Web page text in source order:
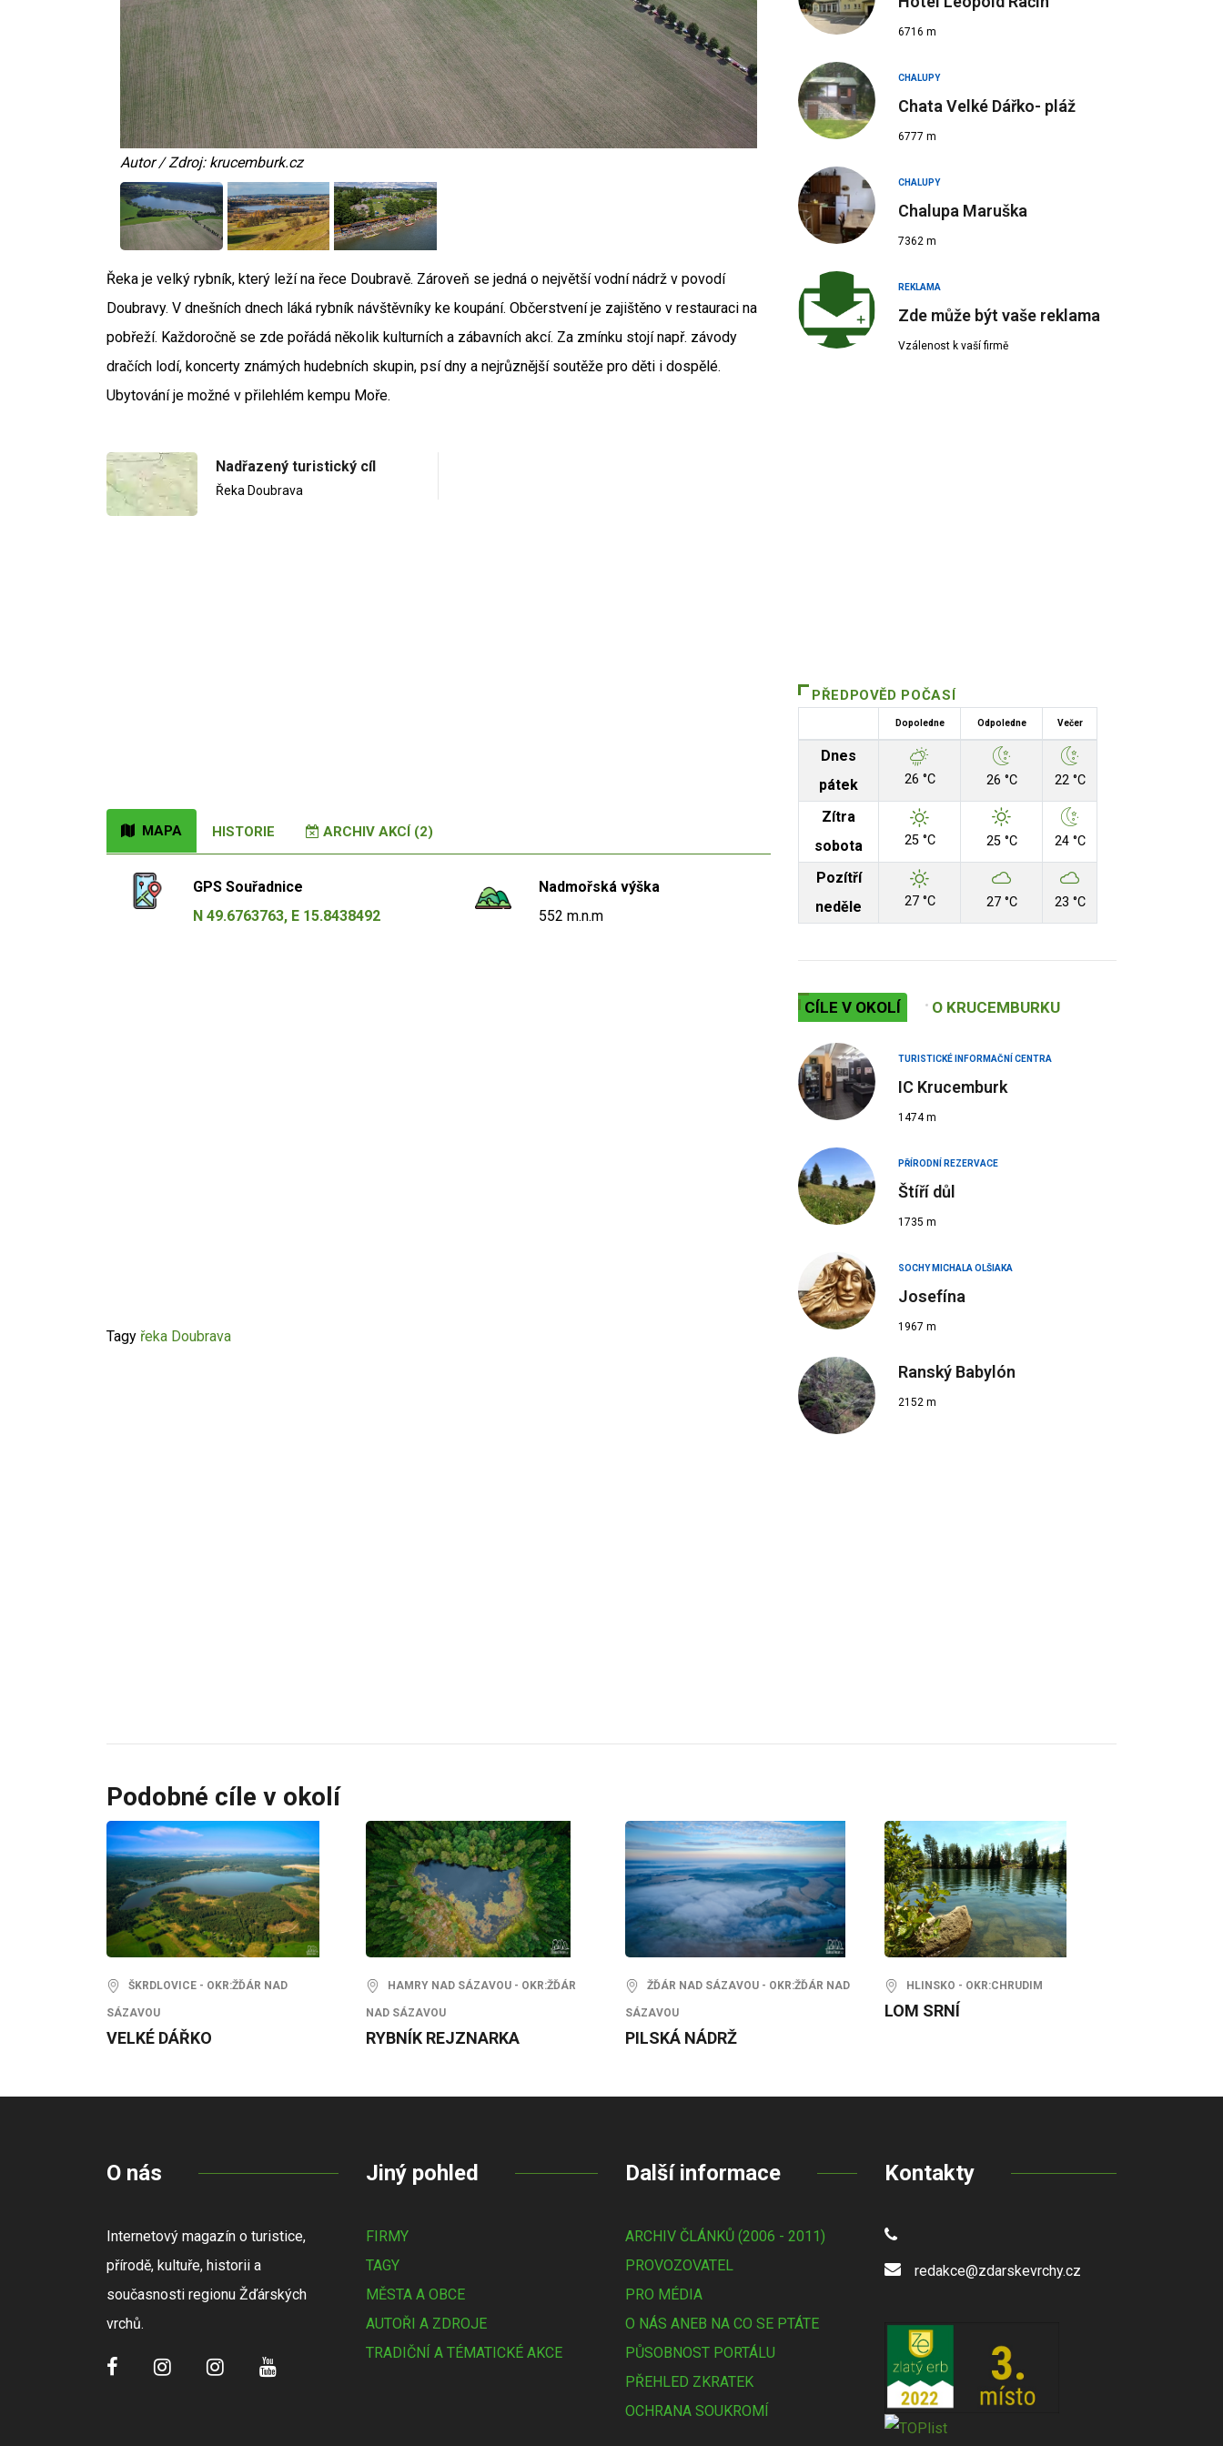
Autor / Zdroj: krucemburk.cz Autor / Zdroj: krucemburk.cz
Řeka je velký rybník, který leží na řece Doubravě. Zároveň se jedná o největší vodní nádrž v povodí
Doubravy. V dnešních dnech láká rybník návštěvníky ke koupání. Občerstvení je zajištěno v restauraci na
pobřeží. Každoročně se zde pořádá několik kulturních a zábavních akcí. Za zmínku stojí např. závody
dračích lodí, koncerty známých hudebních skupin, psí dny a nejrůznější soutěže pro děti i dospělé.
Ubytování je možné v přilehlém kempu Moře.
Nadřazený turistický cíl
Řeka Doubrava
MAPA HISTORIE ARCHIV AKCÍ (2)
GPS Souřadnice
N 49.6763763, E 15.8438492
Nadmořská výška
552 m.n.m
Tagy řeka Doubrava
6716 m
CHALUPY
Chata Velké Dářko- pláž
6777 m
CHALUPY
Chalupa Maruška
7362 m
REKLAMA
Zde může být vaše reklama
Vzálenost k vaší firmě
PŘEDPOVĚD POČASÍ
Dopoledne Odpoledne Večer
Dnes
pátek
26 °C 26 °C 22 °C
Zítra
sobota
25 °C 25 °C 24 °C
Pozítří
neděle
27 °C 27 °C 23 °C
CÍLE V OKOLÍ O KRUCEMBURKU
TURISTICKÉ INFORMAČNÍ CENTRA
IC Krucemburk
1474 m
PŘÍRODNÍ REZERVACE
Štíří důl
1735 m
SOCHY MICHALA OLŠIAKA
Josefína
1967 m
Ranský Babylón
2152 m
Podobné cíle v okolí
ŠKRDLOVICE - OKR:ŽĎÁR NAD
SÁZAVOU
VELKÉ DÁŘKO
HAMRY NAD SÁZAVOU - OKR:ŽĎÁR
NAD SÁZAVOU
RYBNÍK REJZNARKA
ŽĎÁR NAD SÁZAVOU - OKR:ŽĎÁR NAD
SÁZAVOU
PILSKÁ NÁDRŽ
HLINSKO - OKR:CHRUDIM
LOM SRNÍ
O nás
Internetový magazín o turistice,
přírodě, kultuře, historii a
současnosti regionu Žďárských
vrchů.
Jiný pohled
FIRMY
TAGY
MĚSTA A OBCE
AUTOŘI A ZDROJE
TRADIČNÍ A TÉMATICKÉ AKCE
Další informace
ARCHIV ČLÁNKŮ (2006 - 2011)
PROVOZOVATEL
PRO MÉDIA
O NÁS ANEB NA CO SE PTÁTE
PŮSOBNOST PORTÁLU
PŘEHLED ZKRATEK
OCHRANA SOUKROMÍ
Kontakty
redakce@zdarskevrchy.cz